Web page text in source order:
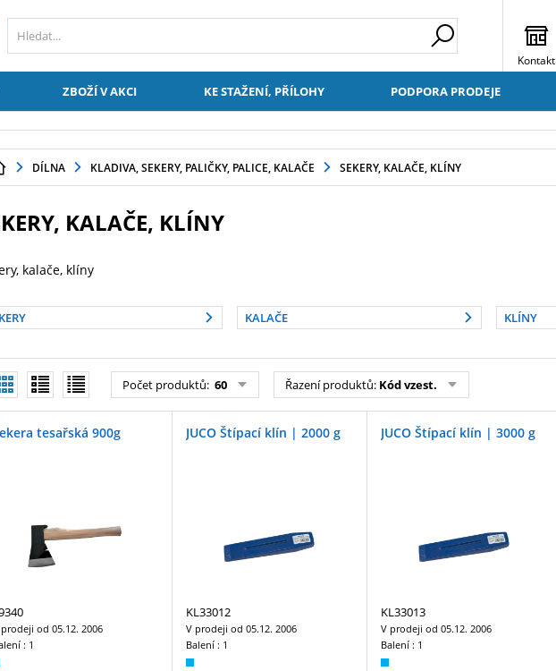
Kontakt
ZBOŽÍ V AKCI KE STAŽENÍ, PŘÍLOHY PODPORA PRODEJE
DÍLNA KLADIVA, SEKERY, PALIČKY, PALICE, KALAČE SEKERY, KALAČE, KLÍNY
KALAČE, KLÍNY
kalače, klíny
KALAČE KLÍNY
Počet produktů: 60 Řazení produktů: Kód vzest.
tesařská 900g
od 05.12. 2006
: 1
JUCO Štípací klín | 2000 g
KL33012
V prodeji od05.12. 2006
Balení : 1
JUCO Štípací klín | 3000 g
KL33013
V prodeji od 05.12. 2006
Balení : 1